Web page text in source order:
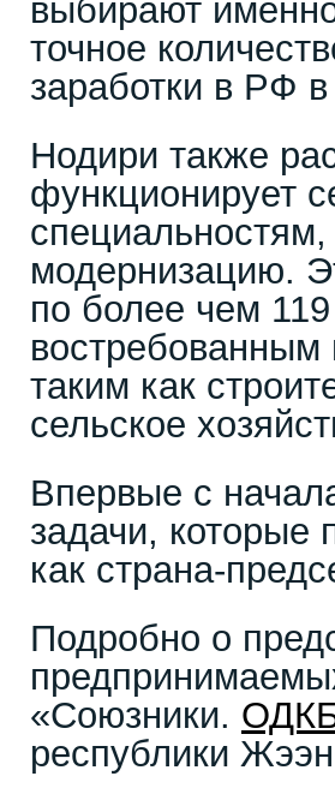
выбирают
точное
заработки в РФ
Нодири также
функционирует
модернизацию.
по более чем
востребованным
таким как
сельское
Впервые с
задачи, которые
как страна-
Подробно о
«Союзники.
республики